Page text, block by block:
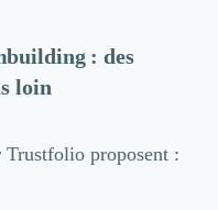
: des
loin
Trustfolio proposent :